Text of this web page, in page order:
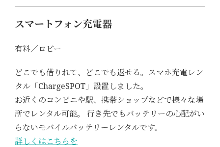
スマートフォン充電器
有料／ロビー
どこでも借りれて、どこでも返せる。スマホ充電レン
タル「ChargeSPOT」設置しました。
お近くのコンビニや駅、携帯ショップなどで様々な場
所でレンタル可能。 行き先でもバッテリーの心配がい
らないモバイルバッテリーレンタルです。
詳しくはこちらを